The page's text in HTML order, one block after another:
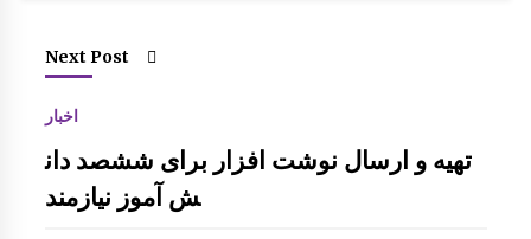
Next Post
اخبار
تهیه و ارسال نوشت افزار برای ششصد دان
ش آموز نیازمند